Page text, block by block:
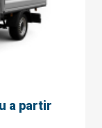
a partir